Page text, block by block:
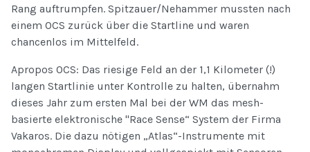
Rang auftrumpfen. Spitzauer/Nehammer mussten nach
einem OCS zurück über die Startline und waren
chancenlos im Mittelfeld.
Apropos OCS: Das riesige Feld an der 1,1 Kilometer (!)
langen Startlinie unter Kontrolle zu halten, übernahm
dieses Jahr zum ersten Mal bei der WM das mesh-
basierte elektronische "Race Sense“ System der Firma
Vakaros. Die dazu nötigen „Atlas“-Instrumente mit